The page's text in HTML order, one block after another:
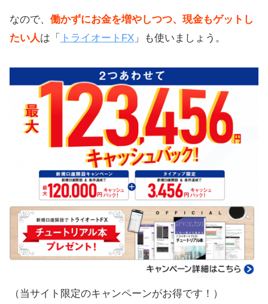
なので、 働かずにお金を増やしつつ、現金もゲットし
たい人は「 トライオートFX 」も使いましょう。
（当サイト限定のキャンペーンがお得です！）